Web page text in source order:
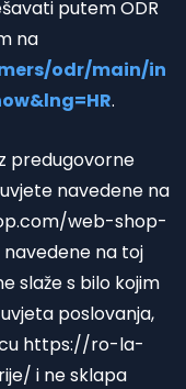
putem ODR
na
odr/main/in
.
predugovorne
navedene na
web-shop-
na toj
slaže s bilo kojim
poslovanja,
https://ro-la-
i ne sklapa